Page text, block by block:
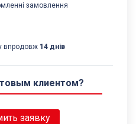
замовлення
впродовж 14 днів
клиентом?
заявку